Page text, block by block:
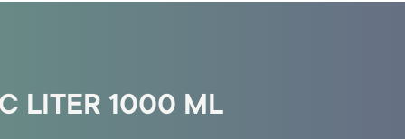
LITER 1000 ML